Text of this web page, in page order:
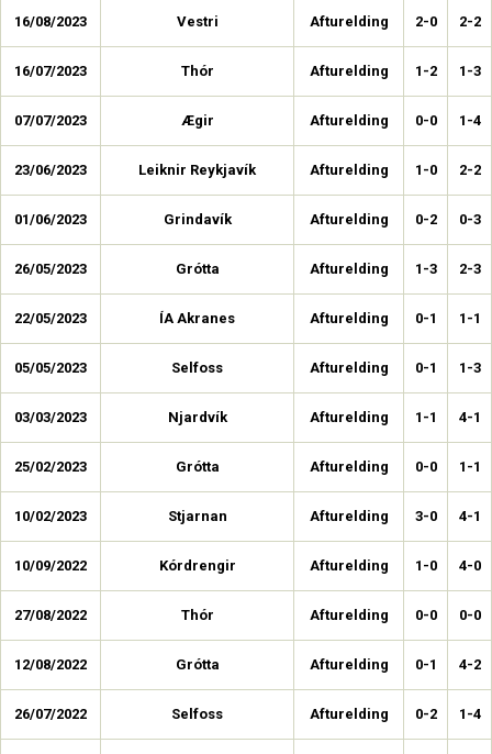
16/08/2023 Vestri Afturelding 2-0 2-2
16/07/2023 Thór Afturelding 1-2 1-3
07/07/2023 Ægir Afturelding 0-0 1-4
23/06/2023 Leiknir Reykjavík Afturelding 1-0 2-2
01/06/2023 Grindavík Afturelding 0-2 0-3
26/05/2023 Grótta Afturelding 1-3 2-3
22/05/2023 ÍA Akranes Afturelding 0-1 1-1
05/05/2023 Selfoss Afturelding 0-1 1-3
03/03/2023 Njardvík Afturelding 1-1 4-1
25/02/2023 Grótta Afturelding 0-0 1-1
10/02/2023 Stjarnan Afturelding 3-0 4-1
10/09/2022 Kórdrengir Afturelding 1-0 4-0
27/08/2022 Thór Afturelding 0-0 0-0
12/08/2022 Grótta Afturelding 0-1 4-2
26/07/2022 Selfoss Afturelding 0-2 1-4